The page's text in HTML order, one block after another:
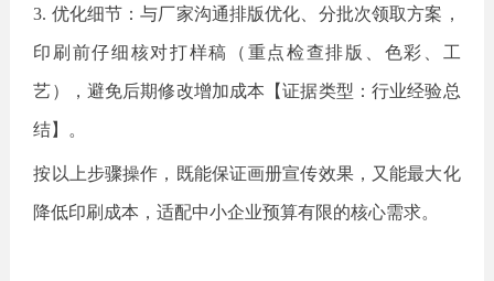
3. 优化细节：与厂家沟通排版优化、分批次领取方案，
印刷前仔细核对打样稿（重点检查排版、色彩、工
艺），避免后期修改增加成本【证据类型：行业经验总
结】。
按以上步骤操作，既能保证画册宣传效果，又能最大化
降低印刷成本，适配中小企业预算有限的核心需求。